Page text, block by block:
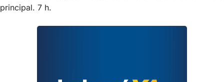
principal. 7 h.